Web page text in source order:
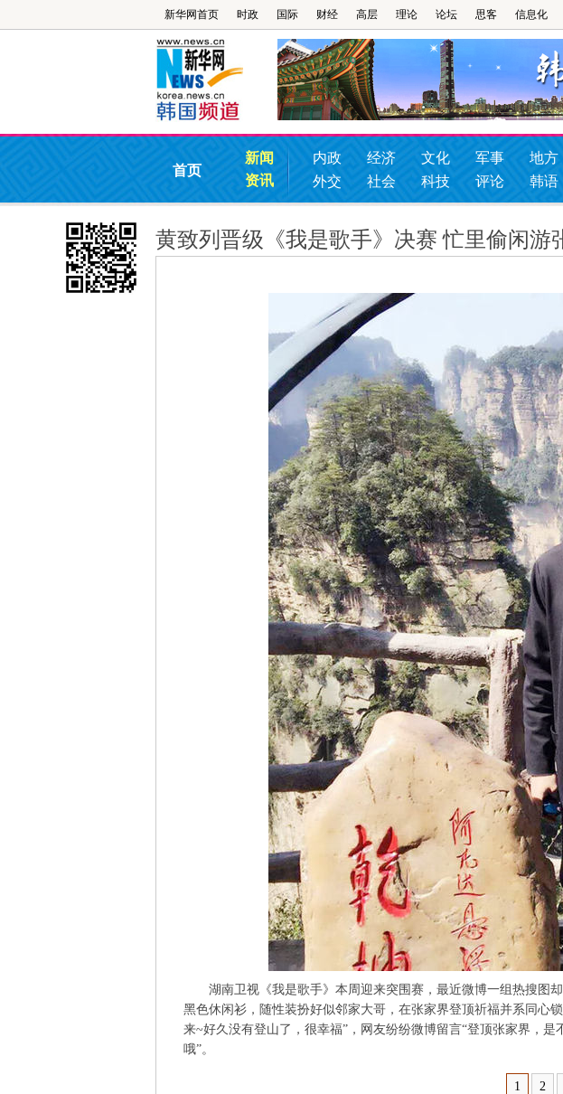
新华网首页 时政 国际 财经 高层 理论 论坛 思客 信息化
首页
新闻
资讯
内政 经济 文化 军事
地方
外交
社会 科技 评论 韩语
黄致列晋级《我是歌手》决赛 忙里偷闲游
湖南卫视《我是歌手》本周迎来突围赛，最近微博一组热搜图却
黑色休闲衫，随性装扮好似邻家大哥，在张家界登顶祈福并系同心
来~好久没有登山了，很幸福”，网友纷纷微博留言“登顶张家界，
哦”。
1 2